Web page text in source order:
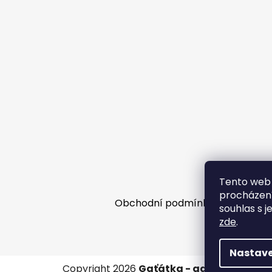
Tento
souhlas s
zde.
Obchodní podmínky
Copyright 2026 Gaťátka - galanterie.